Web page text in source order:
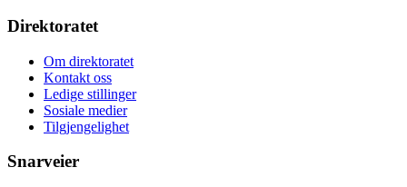
Direktoratet
Om direktoratet
Kontakt oss
Ledige stillinger
Sosiale medier
Tilgjengelighet
Snarveier